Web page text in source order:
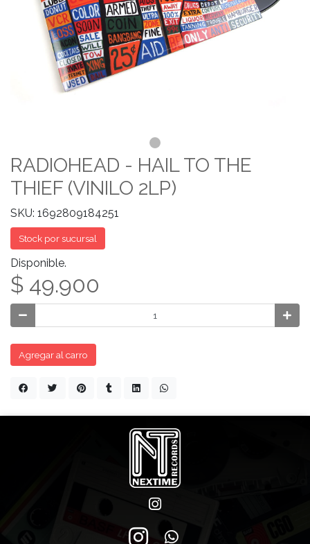
RADIOHEAD - HAIL TO THE
THIEF (VINILO 2LP)
SKU: 1692809184251
Stock por sucursal
Disponible.
$ 49.900
Agregar al carro